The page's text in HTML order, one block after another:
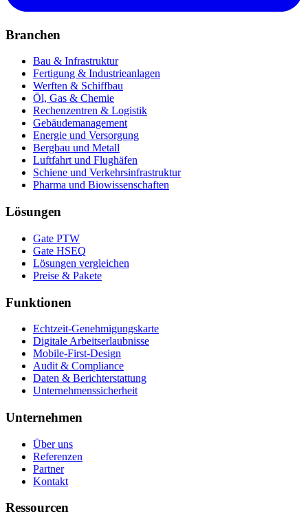
Branchen
Bau & Infrastruktur
Fertigung & Industrieanlagen
Werften & Schiffbau
Öl, Gas & Chemie
Rechenzentren & Logistik
Gebäudemanagement
Energie und Versorgung
Bergbau und Metall
Luftfahrt und Flughäfen
Schiene und Verkehrsinfrastruktur
Pharma und Biowissenschaften
Lösungen
Gate PTW
Gate HSEQ
Lösungen vergleichen
Preise & Pakete
Funktionen
Echtzeit-Genehmigungskarte
Digitale Arbeitserlaubnisse
Mobile-First-Design
Audit & Compliance
Daten & Berichterstattung
Unternehmenssicherheit
Unternehmen
Über uns
Referenzen
Partner
Kontakt
Ressourcen